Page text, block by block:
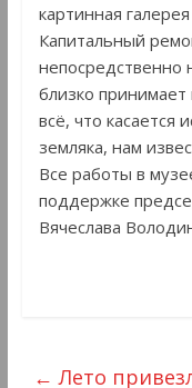
картинная
Капитальный
непосредственно
близко
всё, что касается
земляка, нам
Все работы в
поддержке
Вячеслава
← Лето